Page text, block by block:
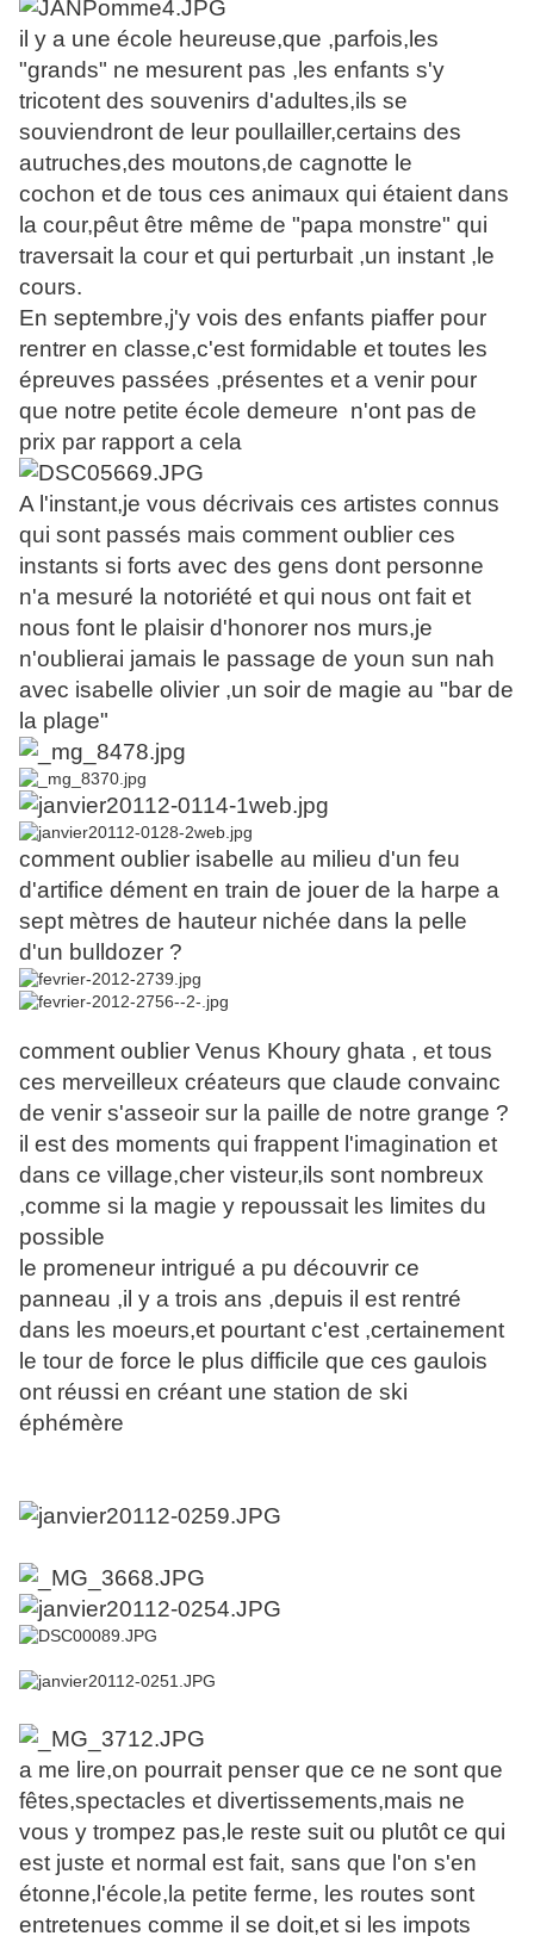
il y a une école heureuse,que ,parfois,les
"grands" ne mesurent pas ,les enfants s'y
tricotent des souvenirs d'adultes,ils se
souviendront de leur poullailler,certains des
autruches,des moutons,de cagnotte le
cochon et de tous ces animaux qui étaient dans
la cour,pêut être même de "papa monstre" qui
traversait la cour et qui perturbait ,un instant ,le
cours.
En septembre,j'y vois des enfants piaffer pour
rentrer en classe,c'est formidable et toutes les
épreuves passées ,présentes et a venir pour
que notre petite école demeure n'ont pas de
prix par rapport a cela
A l'instant,je vous décrivais ces artistes connus
qui sont passés mais comment oublier ces
instants si forts avec des gens dont personne
n'a mesuré la notoriété et qui nous ont fait et
nous font le plaisir d'honorer nos murs,je
n'oublierai jamais le passage de youn sun nah
avec isabelle olivier ,un soir de magie au "bar de
la plage"
comment oublier isabelle au milieu d'un feu
d'artifice dément en train de jouer de la harpe a
sept mètres de hauteur nichée dans la pelle
d'un bulldozer ?
comment oublier Venus Khoury ghata , et tous
ces merveilleux créateurs que claude convainc
de venir s'asseoir sur la paille de notre grange ?
il est des moments qui frappent l'imagination et
dans ce village,cher visteur,ils sont nombreux
,comme si la magie y repoussait les limites du
possible
le promeneur intrigué a pu découvrir ce
panneau ,il y a trois ans ,depuis il est rentré
dans les moeurs,et pourtant c'est ,certainement
le tour de force le plus difficile que ces gaulois
ont réussi en créant une station de ski
éphémère
a me lire,on pourrait penser que ce ne sont que
fêtes,spectacles et divertissements,mais ne
vous y trompez pas,le reste suit ou plutôt ce qui
est juste et normal est fait, sans que l'on s'en
étonne,l'école,la petite ferme, les routes sont
entretenues comme il se doit,et si les impots